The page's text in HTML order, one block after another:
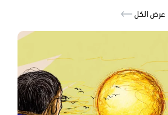
عرض الكل